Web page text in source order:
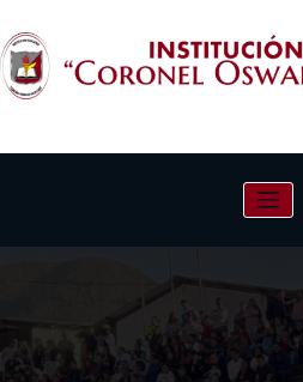
al
contenido